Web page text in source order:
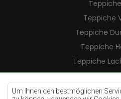
Um Ihnen den bestmöglichen
Teppiche
Teppiche
Teppiche
Teppiche
Teppiche
Teppiche